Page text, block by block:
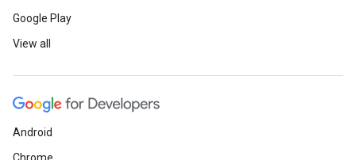
Google Play
View all
Android